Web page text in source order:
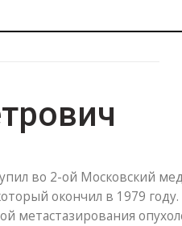
во 2-oй Московский
окончил в 1979 году.
метастазирования